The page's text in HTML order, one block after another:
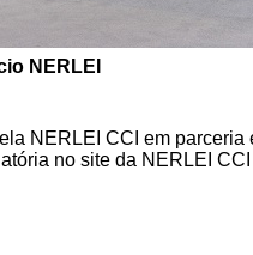
NERLEI
NERLEI CCI em
no site da NERLEI CCI